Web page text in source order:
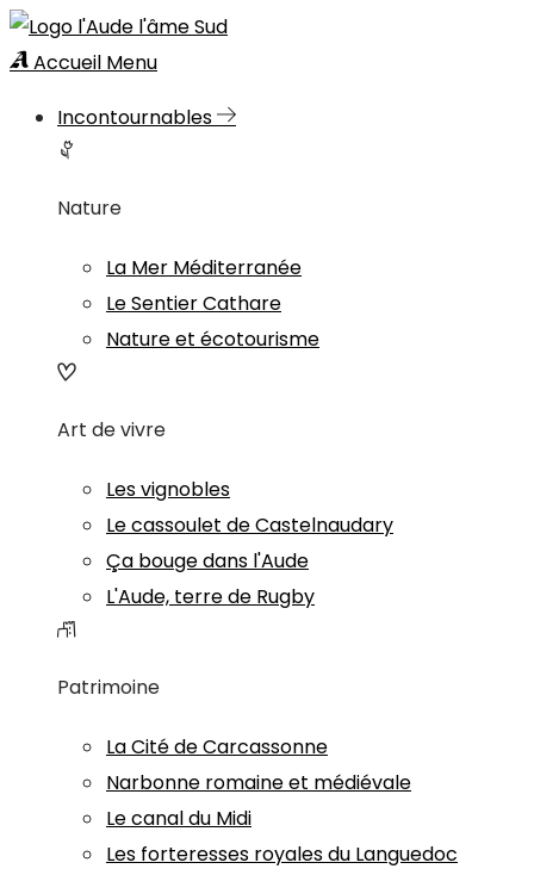
Accueil Menu
Incontournables
Nature
La Mer Méditerranée
Le Sentier Cathare
Nature et écotourisme
Art de vivre
Les vignobles
Le cassoulet de Castelnaudary
Ça bouge dans l'Aude
L'Aude, terre de Rugby
Patrimoine
La Cité de Carcassonne
Narbonne romaine et médiévale
Le canal du Midi
Les forteresses royales du Languedoc